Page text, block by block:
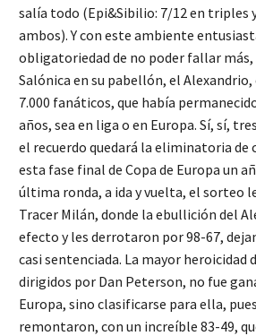
salía todo (Epi&Sibilio: 7/12 en triples
ambos). Y con este ambiente
obligatoriedad de no poder fallar más,
Salónica en su pabellón, el Alexandrio,
7.000 fanáticos, que había
años, sea en liga o en Europa. Sí, sí,
el recuerdo quedará la eliminatoria de
esta fase final de Copa de Europa un
última ronda, a ida y vuelta, el sorteo
Tracer Milán, donde la ebullición del
efecto y les derrotaron por 98-67,
casi sentenciada. La mayor heroicidad
dirigidos por Dan Peterson, no fue
Europa, sino clasificarse para ella,
remontaron, con un increíble 83-49,